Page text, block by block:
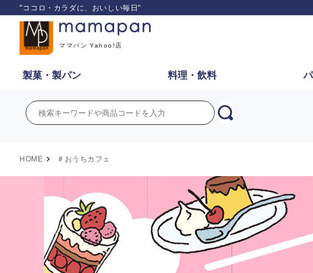
"ココロ・カラダに、おいしい毎日"
ママパン Yahoo!店
製菓・ 製パン 料理・ 飲料
HOME ＃おうちカフェ